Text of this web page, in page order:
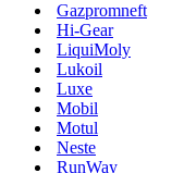
Gazpromneft
Hi-Gear
LiquiMoly
Lukoil
Luxe
Mobil
Motul
Neste
RunWay